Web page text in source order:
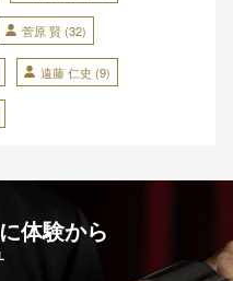
菅原 賢 (32)
遠藤 仁史 (9)
体験から